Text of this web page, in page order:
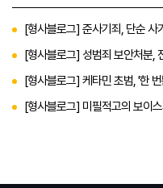
[형사블로그] 준사기죄, 단순 사
대응에 대한 내용까지
[형사블로그] 성범죄 보안처분,
까지 총정리
[형사블로그] 케타민 초범, '한
대응 전략
[형사블로그] 미필적고의 보이